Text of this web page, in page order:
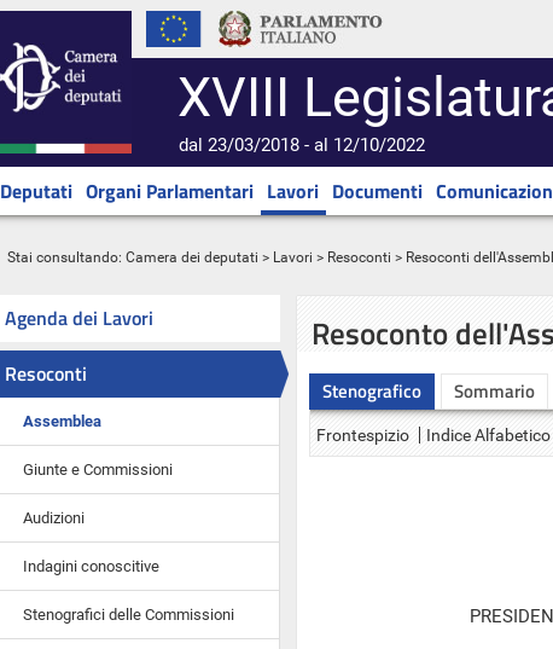
XVIII
dal 23/03/2018 - al 12/10/2022
Deputati Organi Parlamentari Lavori Documenti
Stai consultando: Camera dei deputati > Lavori > Resoconti > Resoconti
Agenda dei Lavori
Resoconti
Assemblea
Giunte e Commissioni
Audizioni
Indagini conoscitive
Stenografici delle Commissioni
Resoconto
Stenografico Sommario
Frontespizio Indice Alfabetico